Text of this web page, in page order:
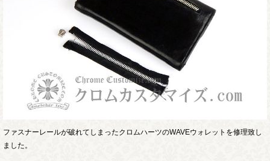
ファスナーレールが破れてしまったクロムハーツのWAVEウォレットを修理致し
ました。